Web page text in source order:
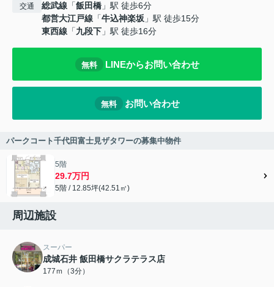
交通 総武線 「飯田橋 」駅 徒歩6分
都営大江戸線 「牛込神楽坂 」駅 徒歩15分
東西線 「九段下 」駅 徒歩16分
無料 LINEからお問い合わせ
無料 お問い合わせ
パークコート千代田富士見ザタワーの募集中物件
5階
29.7万円
5階 / 12.85坪(42.51㎡)
周辺施設
スーパー
成城石井 飯田橋サクラテラス店
177ｍ（3分）